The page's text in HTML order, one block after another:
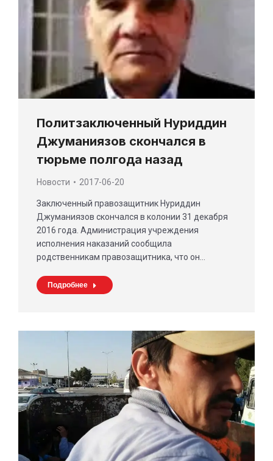
Политзаключенный Нуриддин
Джуманиязов скончался в
тюрьме полгода назад
Новости 2017-06-20
Заключенный правозащитник Нуриддин
Джуманиязов скончался в колонии 31 декабря
2016 года. Администрация учреждения
исполнения наказаний сообщила
родственникам правозащитника, что он…
Подробнее